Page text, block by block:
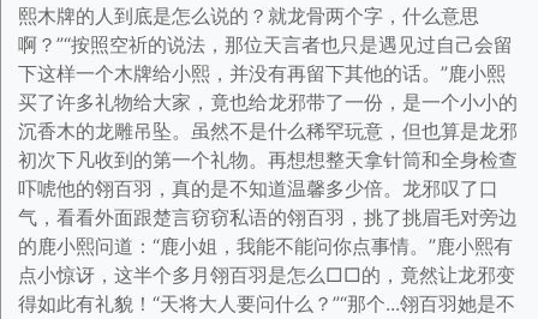
熙木牌的人到底是怎么说的？就龙骨两个字，什么意思
啊？”“按照空祈的说法，那位天言者也只是遇见过自己会留
下这样一个木牌给小熙，并没有再留下其他的话。”鹿小熙
买了许多礼物给大家，竟也给龙邪带了一份，是一个小小的
沉香木的龙雕吊坠。虽然不是什么稀罕玩意，但也算是龙邪
初次下凡收到的第一个礼物。再想想整天拿针筒和全身检查
吓唬他的翎百羽，真的是不知道温馨多少倍。龙邪叹了口
气，看看外面跟楚言窃窃私语的翎百羽，挑了挑眉毛对旁边
的鹿小熙问道：“鹿小姐，我能不能问你点事情。”鹿小熙有
点小惊讶，这半个多月翎百羽是怎么□□的，竟然让龙邪变
得如此有礼貌！“天将大人要问什么？”“那个...翎百羽她是不